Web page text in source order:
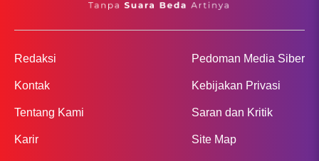
Redaksi
Kontak
Tentang Kami
Karir
Pedoman Media Siber
Kebijakan Privasi
Saran dan Kritik
Site Map